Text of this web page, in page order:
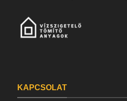
KAPCSOLAT